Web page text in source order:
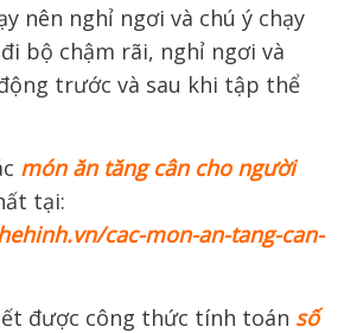
nên nghỉ ngơi và chú ý chạy
bộ chậm rãi, nghỉ ngơi và
trước và sau khi tập thể
món ăn tăng cân cho người
tại:
cac-mon-an-tang-can-
được công thức tính toán số